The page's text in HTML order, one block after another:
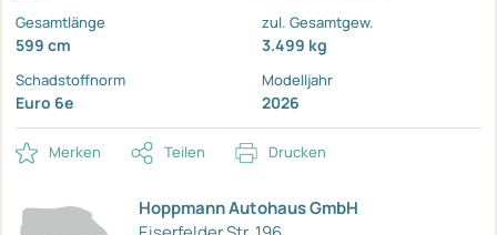
Gesamtlänge
599 cm
zul. Gesamtgew.
3.499 kg
Schadstoffnorm
Euro 6e
Modelljahr
2026
Merken Teilen Drucken
Hoppmann Autohaus GmbH